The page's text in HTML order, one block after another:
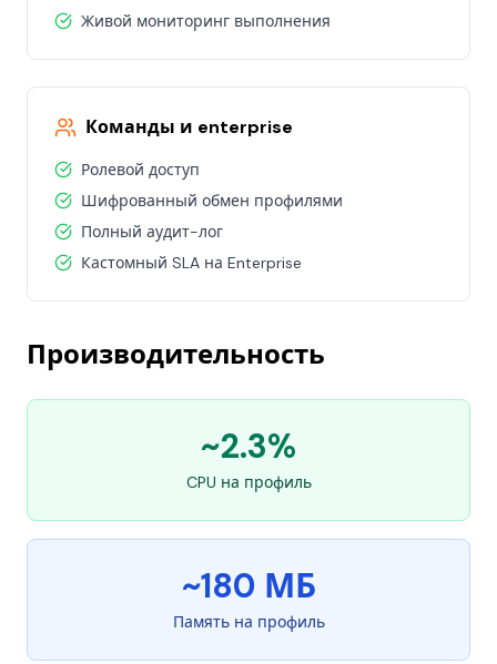
Живой мониторинг выполнения
Команды и enterprise
Ролевой доступ
Шифрованный обмен профилями
Полный аудит-лог
Кастомный SLA на Enterprise
Производительность
~2.3%
CPU на профиль
~180 МБ
Память на профиль